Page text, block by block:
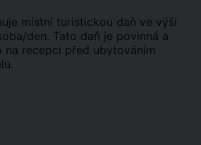
místní turistickou daň ve výši
den. Tato daň je povinná a
na recepci před ubytováním